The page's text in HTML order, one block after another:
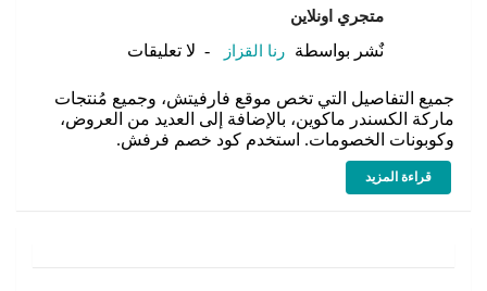
متجري اونلاين
نٌشر بواسطة رنا القزاز لا تعليقات
جميع التفاصيل التي تخص موقع فارفيتش، وجميع مُنتجات
ماركة الكسندر ماكوين، بالإضافة إلى العديد من العروض،
وكوبونات الخصومات. استخدم كود خصم فرفش.
قراءة المزيد